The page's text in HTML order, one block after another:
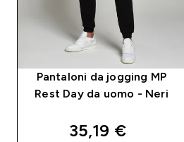
Pantaloni da jogging MP
Rest Day da uomo - Neri
discounted
35,19 €‎